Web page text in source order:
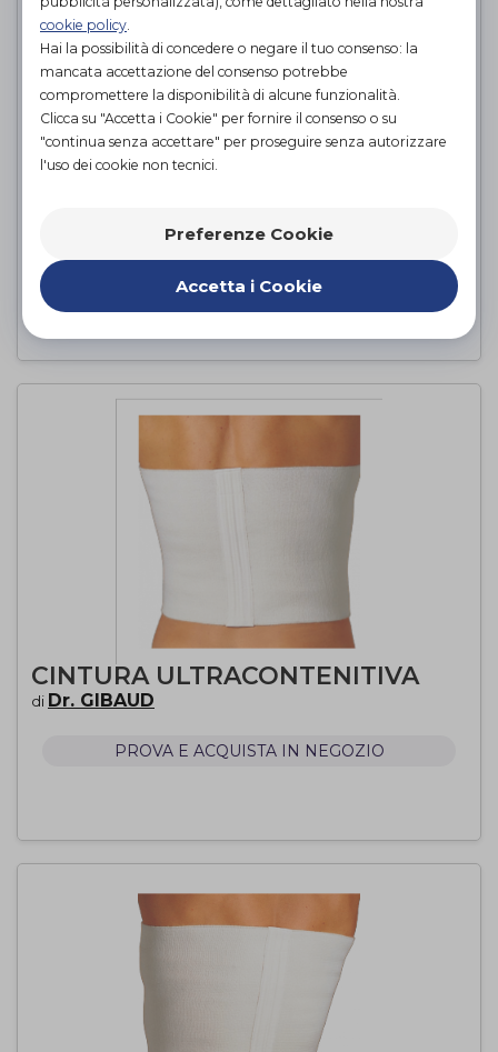
CINTURA ULTRACONTENITIVA
di Dr. GIBAUD
PROVA E ACQUISTA IN NEGOZIO
cookie policy
Hai la possibilità di concedere o negare il tuo consenso: la
mancata accettazione del consenso potrebbe
compromettere la disponibilità di alcune funzionalità.
Clicca su "Accetta i Cookie" per fornire il consenso o su
"continua senza accettare" per proseguire senza autorizzare
l'uso dei cookie non tecnici.
Preferenze Cookie
Accetta i Cookie